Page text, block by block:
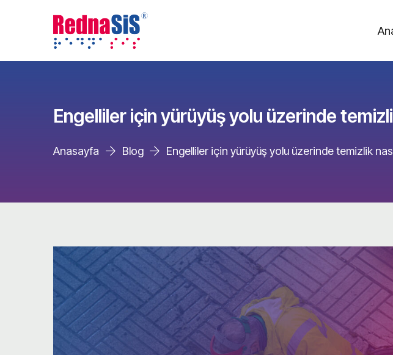
Engelliler için yürüyüş yolu üzerinde
Anasayfa Blog Engelliler için yürüyüş yolu üzerinde temizlik nasıl